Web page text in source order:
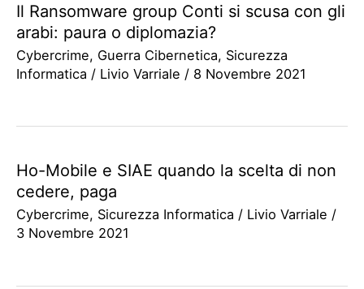
Il Ransomware group Conti si scusa con gli
arabi: paura o diplomazia?
Cybercrime, Guerra Cibernetica, Sicurezza
Informatica / Livio Varriale / 8 Novembre 2021
Ho-Mobile e SIAE quando la scelta di non
cedere, paga
Cybercrime, Sicurezza Informatica / Livio Varriale /
3 Novembre 2021